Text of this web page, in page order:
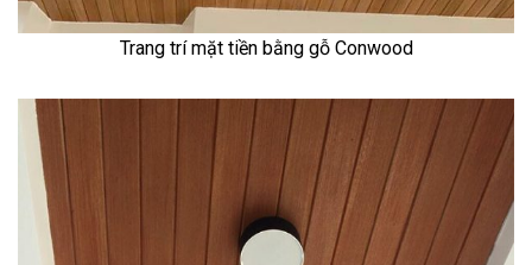
Trang trí mặt tiền bằng gỗ Conwood